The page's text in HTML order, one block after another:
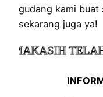
gudang kami buat
sekarang juga ya!
TELAH